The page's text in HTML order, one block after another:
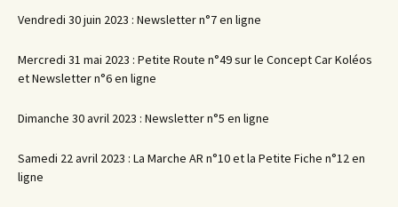
Vendredi 30 juin 2023 : Newsletter n°7 en ligne
Mercredi 31 mai 2023 : Petite Route n°49 sur le Concept Car Koléos
et Newsletter n°6 en ligne
Dimanche 30 avril 2023 : Newsletter n°5 en ligne
Samedi 22 avril 2023 : La Marche AR n°10 et la Petite Fiche n°12 en
ligne